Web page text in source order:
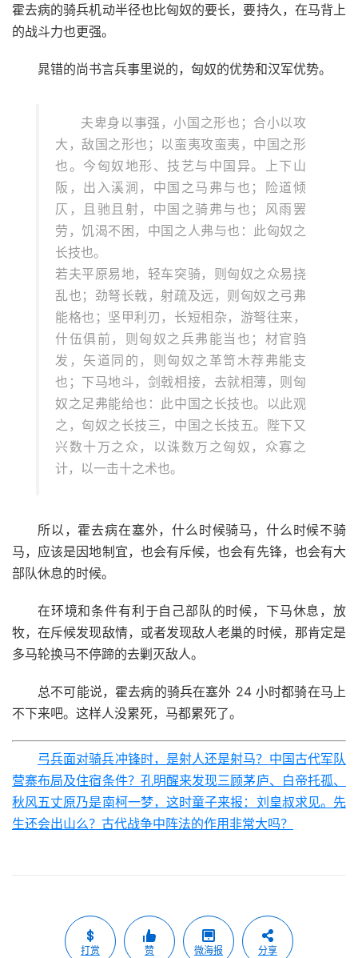
霍去病的骑兵机动半径也比匈奴的要长，要持久，在马背上
的战斗力也更强。
晁错的尚书言兵事里说的，匈奴的优势和汉军优势。
夫卑身以事强，小国之形也；合小以攻
大，敌国之形也；以蛮夷攻蛮夷，中国之形
也。今匈奴地形、技艺与中国异。上下山
阪，出入溪涧，中国之马弗与也；险道倾
仄，且驰且射，中国之骑弗与也；风雨罢
劳，饥渴不困，中国之人弗与也：此匈奴之
长技也。
若夫平原易地，轻车突骑，则匈奴之众易挠
乱也；劲弩长戟，射疏及远，则匈奴之弓弗
能格也；坚甲利刃，长短相杂，游弩往来，
什伍俱前，则匈奴之兵弗能当也；材官驺
发，矢道同的，则匈奴之革笥木荐弗能支
也；下马地斗，剑戟相接，去就相薄，则匈
奴之足弗能给也：此中国之长技也。以此观
之，匈奴之长技三，中国之长技五。陛下又
兴数十万之众，以诛数万之匈奴，众寡之
计，以一击十之术也。
所以，霍去病在塞外，什么时候骑马，什么时候不骑
马，应该是因地制宜，也会有斥候，也会有先锋，也会有大
部队休息的时候。
在环境和条件有利于自己部队的时候，下马休息，放
牧，在斥候发现敌情，或者发现敌人老巢的时候，那肯定是
多马轮换马不停蹄的去剿灭敌人。
总不可能说，霍去病的骑兵在塞外 24 小时都骑在马上
不下来吧。这样人没累死，马都累死了。
弓兵面对骑兵冲锋时，是射人还是射马？ 中国古代军队
营寨布局及住宿条件？ 孔明醒来发现三顾茅庐、白帝托孤、
秋风五丈原乃是南柯一梦，这时童子来报：刘皇叔求见。先
生还会出山么？ 古代战争中阵法的作用非常大吗？
打赏 赞 微海报 分享